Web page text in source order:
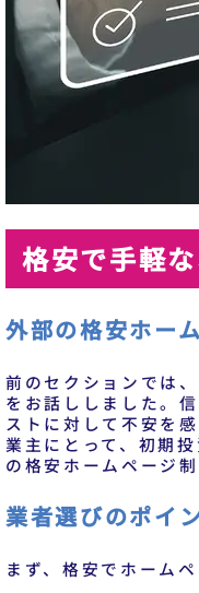
格安で手軽
外部の格安ホー
前のセクションでは
をお話ししました。
ストに対して不安を
業主にとって、初期
の格安ホームページ
業者選びのポイ
まず、格安でホーム